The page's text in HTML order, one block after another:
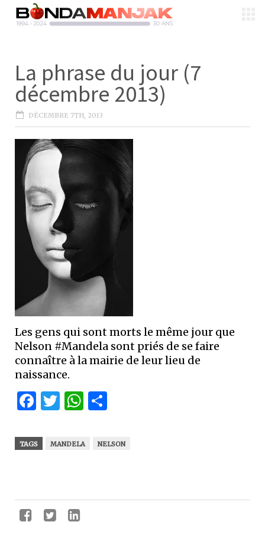
La phrase du jour (7
décembre 2013)
DÉCEMBRE 7TH, 2013
Les gens qui sont morts le même jour que
Nelson #Mandela sont priés de se faire
connaître à la mairie de leur lieu de
naissance.
Facebook
Twitter
WhatsApp
TAGS MANDELA NELSON